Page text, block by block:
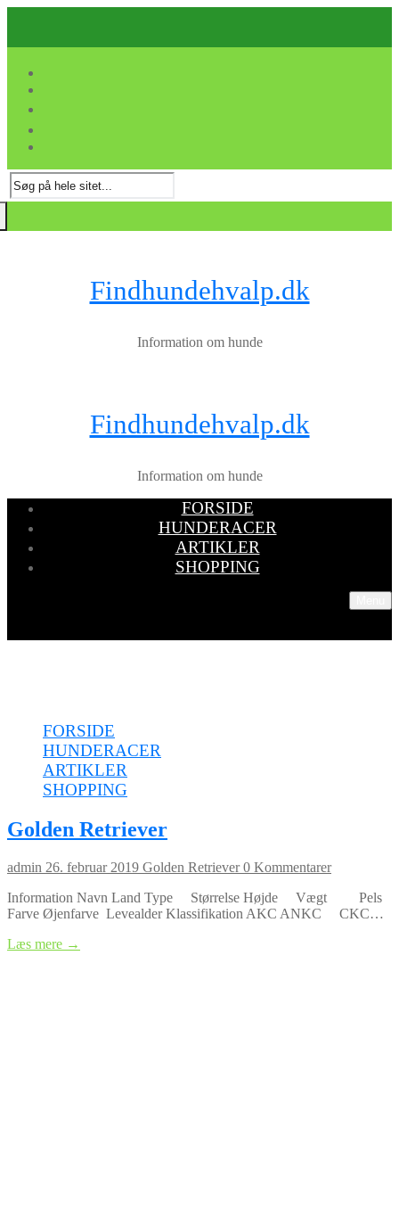
indhold
Søg
efter:
Findhundehvalp.dk
Information om hunde
Findhundehvalp.dk
Information om hunde
FORSIDE
HUNDERACER
ARTIKLER
SHOPPING
FORSIDE
HUNDERACER
ARTIKLER
SHOPPING
Golden Retriever
admin 26. februar 2019 Golden Retriever0 Kommentarer
Information Navn Land Type Størrelse Højde Vægt Pels
Farve Øjenfarve Levealder Klassifikation AKC ANKC CKC…
Læs mere →